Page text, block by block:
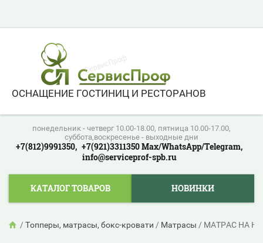
ОСНАЩЕНИЕ ГОСТИНИЦ И РЕСТОРАНОВ
понедельник - четверг 10.00-18.00, пятница 10.00-17.00,
суббота,воскресенье - выходные дни
+7(812)9991350, +7(921)3311350 Max/WhatsApp/Telegram,
info@serviceprof-spb.ru
КАТАЛОГ ТОВАРОВ НОВИНКИ
/ Топперы, матрасы, бокс-кровати / Матрасы / МАТРАС НА